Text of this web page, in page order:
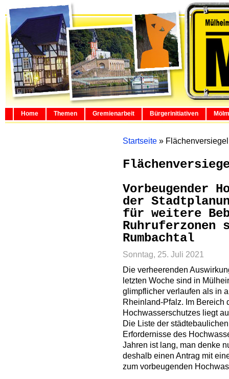
Home Themen Gremienarbeit Bürgerinitiativen
Startseite »
Vorbeugender
der
für weitere
Ruhruferzonen
Rumbachtal
Sonntag, 25. Juli 2021
Die verheerenden
letzten Woche sind in
glimpflicher verlaufen als in
Rheinland-Pfalz. Im Bereich
Hochwasserschutzes liegt
Die Liste der
Erfordernisse des
Jahren ist lang, man denke
deshalb einen Antrag mit
zum vorbeugenden